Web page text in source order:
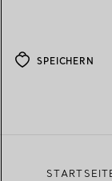
SPEICHERN